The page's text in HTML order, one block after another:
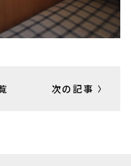
次の記事 〉